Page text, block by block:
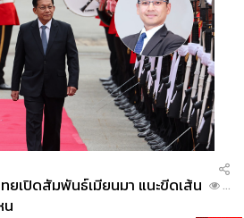
ทยเปิดสัมพันธ์เมียนมา แนะขีดเส้น
น
...